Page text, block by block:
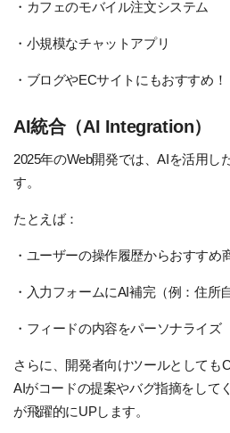
・カフェのモバイル注文システム
・小規模なチャットアプリ
・ブログやECサイトにもおすすめ！
AI統合（AI Integration）
2025年のWeb開発では、AIを活用し
す。
たとえば：
・ユーザーの操作履歴からおすすめ
・入力フォームにAI補完（例：住所
・フィードの内容をパーソナライズ
さらに、開発者向けツールとしても
AIがコードの提案やバグ指摘をして
が飛躍的にUPします。